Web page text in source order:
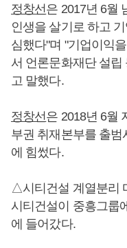
정창선은 2017년 6월
인생을 살기로 하고
심했다"며 "기업이익
서 언론문화재단 설
고 말했다.
정창선은 2018년 6월
부권 취재본부를 출
에 힘썼다.
△시티건설 계열분리
시티건설이 중흥그룹
에 들어갔다.